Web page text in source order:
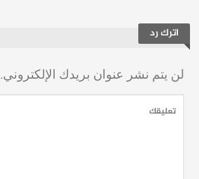
اترك رد
لن يتم نشر عنوان بريدك الإلكتروني.